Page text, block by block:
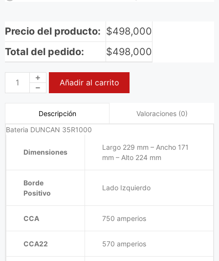
Precio del producto: $498,000
Total del pedido:
$498,000
Añadir al carrito
Descripción
Valoraciones (0)
Bateria DUNCAN 35R1000
Dimensiones
Largo 229 mm – Ancho 171
mm – Alto 224 mm
Borde
Positivo
Lado Izquierdo
CCA 750 amperios
CCA22 570 amperios